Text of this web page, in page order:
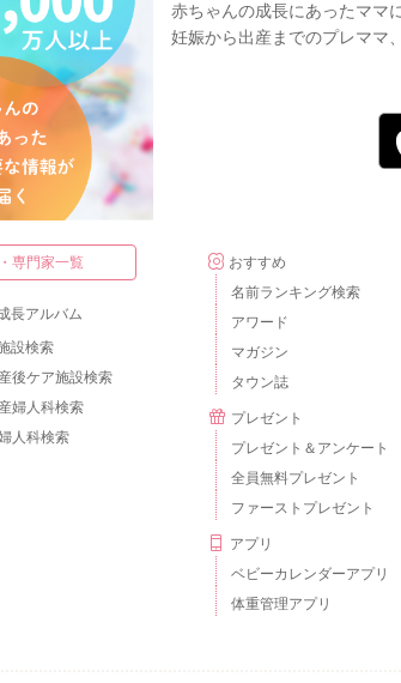
赤ちゃんの成長にあったママ
妊娠から出産までのプレママ
専門家一覧
長アルバム
設検索
産後ケア施設検索
産婦人科検索
人科検索
おすすめ
名前ランキング検索
アワード
マガジン
タウン誌
プレゼント
プレゼント＆アンケート
全員無料プレゼント
ファーストプレゼント
アプリ
ベビーカレンダーアプリ
体重管理アプリ